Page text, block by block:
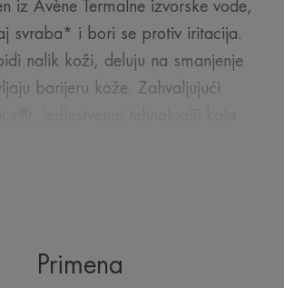
iz Avène Termalne izvorske vode,
svraba* i bori se protiv iritacija.
nalik koži, deluju na smanjenje
barijeru kože. Zahvaljujući
zaštitnom pakovanju koje
Bez konzervansa, bez
XeraCalm A.D Krema za
Primena